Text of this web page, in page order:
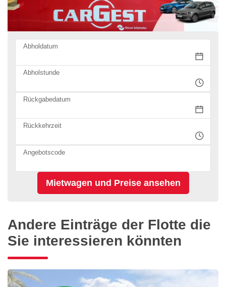
Abholdatum
Abholstunde
Rückgabedatum
Rückkehrzeit
Angebotscode
Andere Einträge der Flotte die
Sie interessieren könnten